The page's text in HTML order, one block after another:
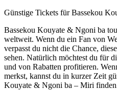
Günstige Tickets für Bassekou
Bassekou Kouyate & Ngoni ba
weltweit. Wenn du ein Fan von
verpasst du nicht die Chance,
sehen. Natürlich möchtest du für
und von Rabatten profitieren.
merkst, kannst du in kurzer Zeit
Kouyate & Ngoni ba – Miri